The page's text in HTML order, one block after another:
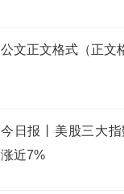
公文正文格式（正文
今日报丨美股三大
涨近7%